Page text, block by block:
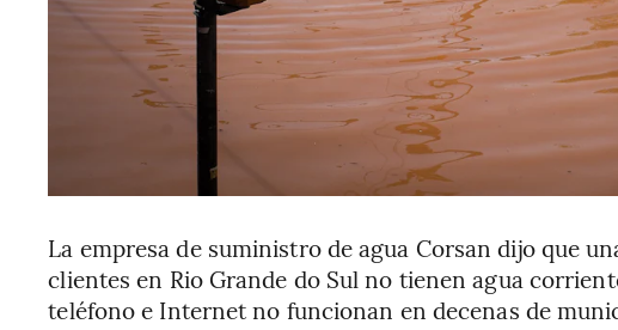
La empresa de suministro de agua Corsan dijo que
clientes en Rio Grande do Sul no tienen agua
teléfono e Internet no funcionan en decenas de